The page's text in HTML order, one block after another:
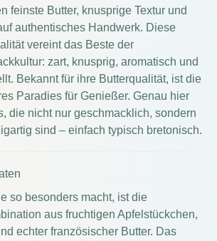
feinste Butter, knusprige Textur und
authentisches Handwerk. Diese
vereint das Beste der
zart, knusprig, aromatisch und
Bekannt für ihre Butterqualität, ist die
Paradies für Genießer. Genau hier
die nicht nur geschmacklich, sondern
sind – einfach typisch bretonisch.
so besonders macht, ist die
aus fruchtigen Apfelstückchen,
echter französischer Butter. Das